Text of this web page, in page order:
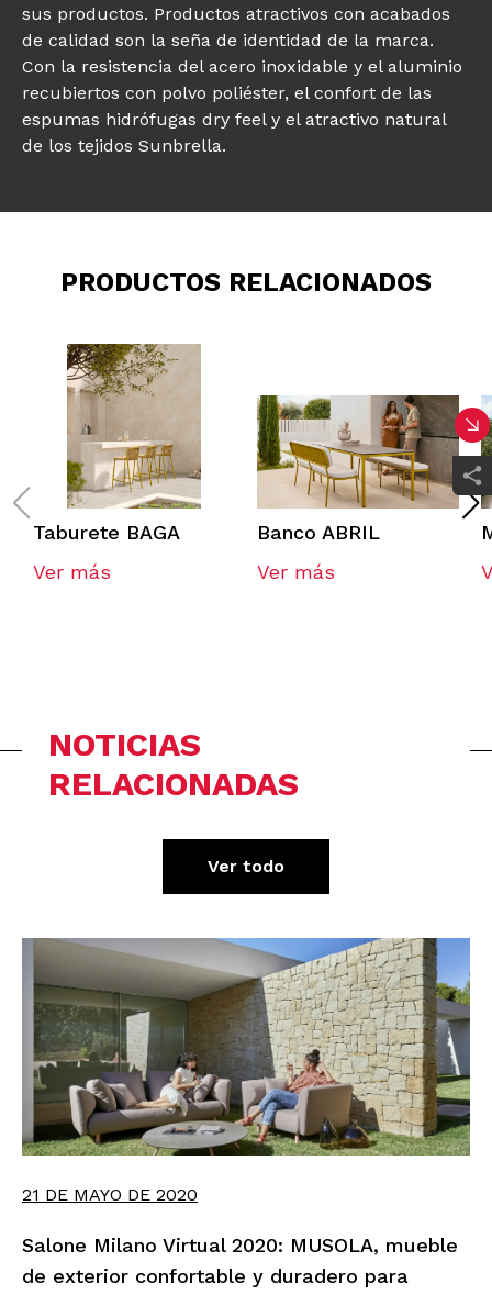
sus productos. Productos atractivos con acabados
de calidad son la seña de identidad de la marca.
Con la resistencia del acero inoxidable y el aluminio
recubiertos con polvo poliéster, el confort de las
espumas hidrófugas dry feel y el atractivo natural
de los tejidos Sunbrella.
PRODUCTOS RELACIONADOS
Taburete BAGA
Ver más
Banco ABRIL
Ver más
NOTICIAS
RELACIONADAS
Ver todo
21 DE MAYO DE 2020
Salone Milano Virtual 2020: MUSOLA, mueble
de exterior confortable y duradero para